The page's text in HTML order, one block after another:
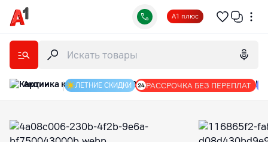
А1 плюс
Акции | ЛЕТНИЕ СКИДКИ РАССРОЧКА БЕЗ ПЕРЕПЛАТ